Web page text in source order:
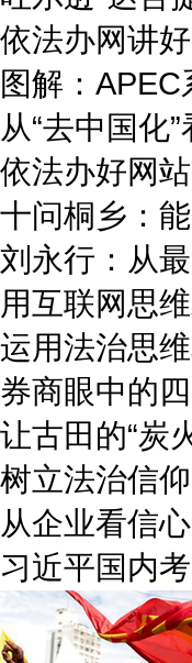
依法办网讲
图解：
从“去中国化”
依法办好网
十问桐乡：
刘永行：从
用互联网思
运用法治思
券商眼中的
让古田的“炭
树立法治信
从企业看信
习近平国内